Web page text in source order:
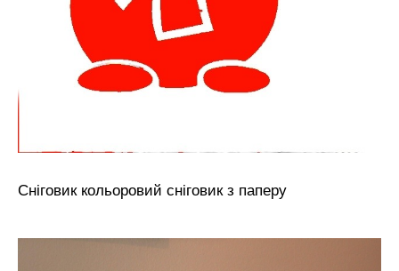
Сніговик кольоровий сніговик з паперу